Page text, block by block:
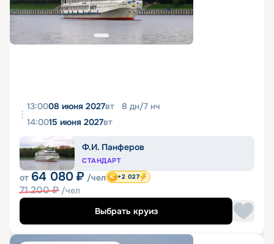
13:0008 июня 2027вт 8 дн/7 нч
14:0015 июня 2027вт
Ф.И. Панферов
СТАНДАРТ
от 64 080 ₽ /чел
71 200₽ /чел
+2 027
Выбрать круиз